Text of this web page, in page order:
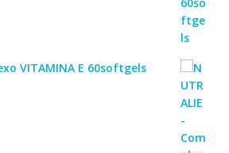
VITAMINA E 60softgels